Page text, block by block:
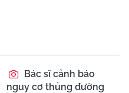
Bác sĩ cảnh báo
nguy cơ thủng đường